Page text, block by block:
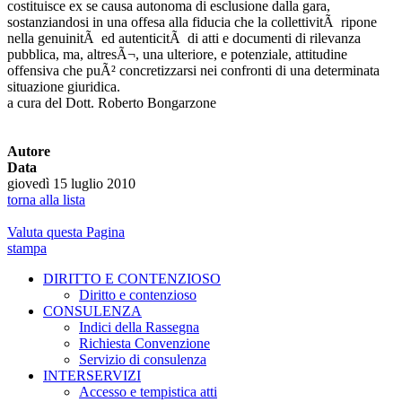
costituisce ex se causa autonoma di esclusione dalla gara,
sostanziandosi in una offesa alla fiducia che la collettivitÃ ripone
nella genuinitÃ ed autenticitÃ di atti e documenti di rilevanza
pubblica, ma, altresÃ¬, una ulteriore, e potenziale, attitudine
offensiva che puÃ² concretizzarsi nei confronti di una determinata
situazione giuridica.
a cura del Dott. Roberto Bongarzone
Autore
Data
giovedì 15 luglio 2010
torna alla lista
Valuta questa Pagina
stampa
DIRITTO E CONTENZIOSO
Diritto e contenzioso
CONSULENZA
Indici della Rassegna
Richiesta Convenzione
Servizio di consulenza
INTERSERVIZI
Accesso e tempistica atti